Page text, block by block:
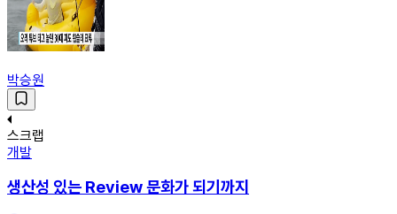
박승원
스크랩
개발
생산성 있는 Review 문화가 되기까지